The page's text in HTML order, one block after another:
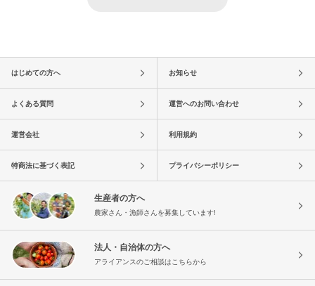
はじめての方へ お知らせ
よくある質問 運営へのお問い合わせ
運営会社 利用規約
特商法に基づく表記 プライバシーポリシー
生産者の方へ
農家さん・漁師さんを募集しています!
法人・自治体の方へ
アライアンスのご相談はこちらから